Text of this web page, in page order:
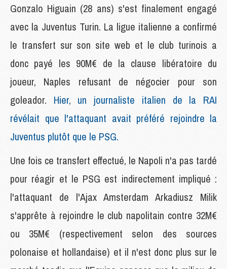
Gonzalo Higuain (28 ans) s'est finalement engagé
avec la Juventus Turin. La ligue italienne a confirmé
le transfert sur son site web et le club turinois a
donc payé les 90M€ de la clause libératoire du
joueur, Naples refusant de négocier pour son
goleador. Hier, un journaliste italien de la RAI
révélait que l'attaquant avait préféré rejoindre la
Juventus plutôt que le PSG.
Une fois ce transfert effectué, le Napoli n'a pas tardé
pour réagir et le PSG est indirectement impliqué :
l'attaquant de l'Ajax Amsterdam Arkadiusz Milik
s'apprête à rejoindre le club napolitain contre 32M€
ou 35M€ (respectivement selon des sources
polonaise et hollandaise) et il n'est donc plus sur le